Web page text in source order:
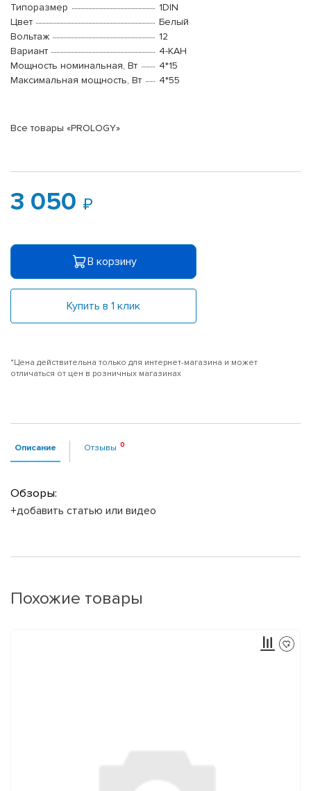
Типоразмер
1DIN
Цвет
Белый
Вольтаж
12
Вариант
4-КАН
Мощность номинальная, Вт
4*15
Максимальная мощность, Вт
4*55
Все товары «PROLOGY»
3 050
В корзину
Купить в 1 клик
*Цена действительна только для интернет-магазина и может
отличаться от цен в розничных магазинах
Описание Отзывы
Обзоры:
+добавить статью или видео
Похожие товары